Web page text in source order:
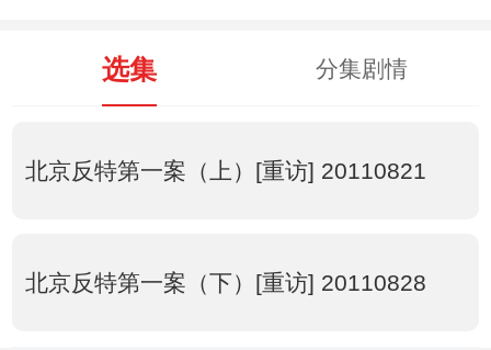
选集 分集剧情
北京反特第一案（上）[重访] 20110821
北京反特第一案（下）[重访] 20110828